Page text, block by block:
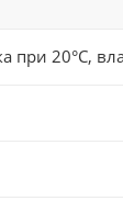
при 20°С,